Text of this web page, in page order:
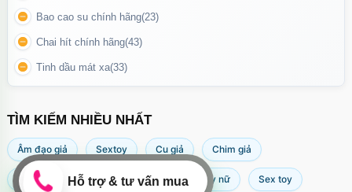
Bao cao su chính hãng(23)
Chai hít chính hãng(43)
Tinh dầu mát xa(33)
TÌM KIẾM NHIỀU NHẤT
Âm đạo giả Sextoy Cu giả Chim giả
Máy rung âm đạo Popper Sextoy nữ Sex toy